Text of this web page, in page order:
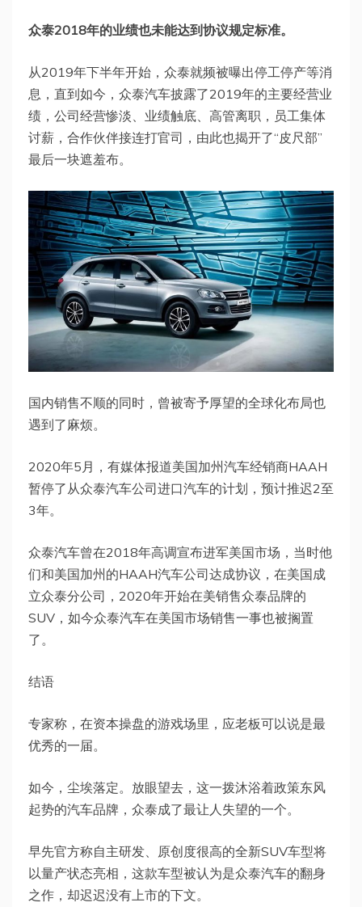
众泰2018年的业绩也未能达到协议规定标准。
从2019年下半年开始，众泰就频被曝出停工停产等消
息，直到如今，众泰汽车披露了2019年的主要经营业
绩，公司经营惨淡、业绩触底、高管离职，员工集体
讨薪，合作伙伴接连打官司，由此也揭开了“皮尺部”
最后一块遮羞布。
国内销售不顺的同时，曾被寄予厚望的全球化布局也
遇到了麻烦。
2020年5月，有媒体报道美国加州汽车经销商HAAH
暂停了从众泰汽车公司进口汽车的计划，预计推迟2至
3年。
众泰汽车曾在2018年高调宣布进军美国市场，当时他
们和美国加州的HAAH汽车公司达成协议，在美国成
立众泰分公司，2020年开始在美销售众泰品牌的
SUV，如今众泰汽车在美国市场销售一事也被搁置
了。
结语
专家称，在资本操盘的游戏场里，应老板可以说是最
优秀的一届。
如今，尘埃落定。放眼望去，这一拨沐浴着政策东风
起势的汽车品牌，众泰成了最让人失望的一个。
早先官方称自主研发、原创度很高的全新SUV车型将
以量产状态亮相，这款车型被认为是众泰汽车的翻身
之作，却迟迟没有上市的下文。